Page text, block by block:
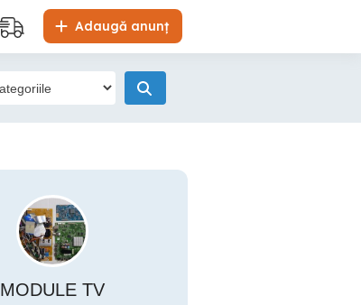
Adaugă anunț
MODULE TV